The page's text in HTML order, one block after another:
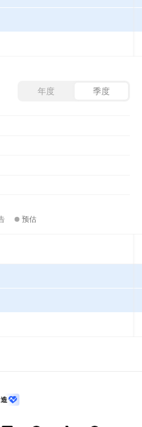
年度 季度
预估